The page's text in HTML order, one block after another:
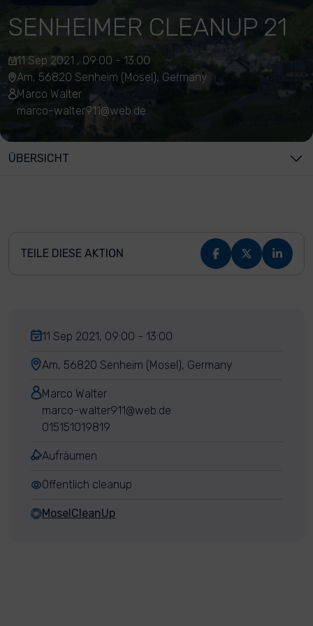
SENHEIMER CLEANUP 21
11 Sep 2021 , 09:00 - 13:00
Am, 56820 Senheim (Mosel), Germany
Marco Walter
marco-walter911@web.de
ÜBERSICHT
TEILE DIESE AKTION
11 Sep 2021, 09:00 - 13:00
Am, 56820 Senheim (Mosel), Germany
Marco Walter
marco-walter911@web.de
015151019819
Aufräumen
Öffentlich cleanup
MoselCleanUp